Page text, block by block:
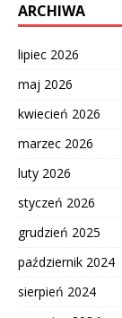
ARCHIWA
lipiec 2026
maj 2026
kwiecień 2026
marzec 2026
luty 2026
styczeń 2026
grudzień 2025
październik 2024
sierpień 2024